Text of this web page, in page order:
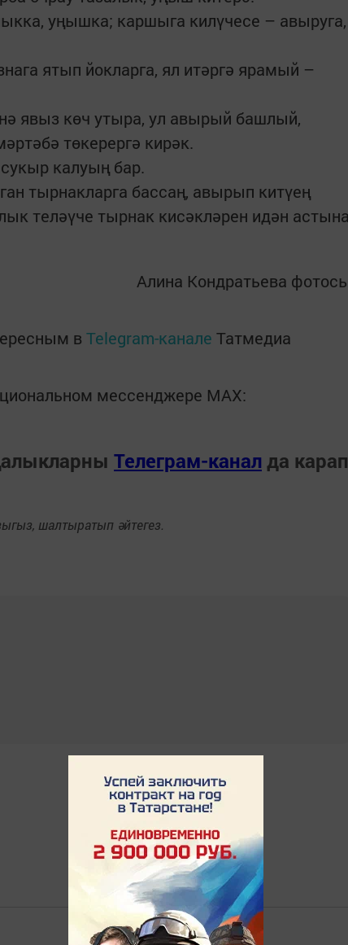
уңышка; каршыга килүчесе – авыруга,
ятып йокларга, ял итәргә ярамый –
явыз көч утыра, ул авырый башлый,
төкерергә кирәк.
калуың бар.
тырнакларга бассаң, авырып китүең
теләүче тырнак кисәкләрен идән
Алина Кондратьева
в Telegram-канале Татмедиа
мессенджере MАХ:
Телеграм-канал да карап
шалтыратып әйтегез.